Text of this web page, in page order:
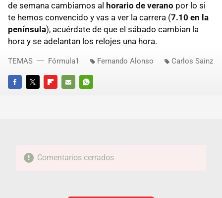
de semana cambiamos al horario de verano por lo si
te hemos convencido y vas a ver la carrera (7.10 en la
península), acuérdate de que el sábado cambian la
hora y se adelantan los relojes una hora.
FACEBOOKTWITTERFLIPBOARD
E-
WHATSAPP
TEMAS Fórmula1 Fernando Alonso Carlos Sainz
Comentarios cerrados